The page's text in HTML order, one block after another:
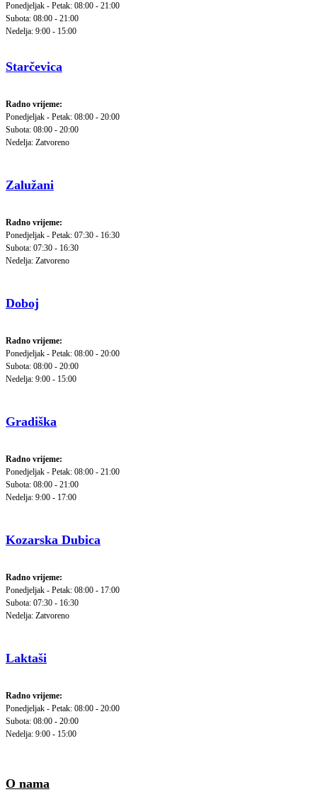
Ponedjeljak - Petak: 08:00 - 21:00
Subota: 08:00 - 21:00
Nedelja: 9:00 - 15:00
Starčevica
Radno vrijeme:
Ponedjeljak - Petak: 08:00 - 20:00
Subota: 08:00 - 20:00
Nedelja: Zatvoreno
Zalužani
Radno vrijeme:
Ponedjeljak - Petak: 07:30 - 16:30
Subota: 07:30 - 16:30
Nedelja: Zatvoreno
Doboj
Radno vrijeme:
Ponedjeljak - Petak: 08:00 - 20:00
Subota: 08:00 - 20:00
Nedelja: 9:00 - 15:00
Gradiška
Radno vrijeme:
Ponedjeljak - Petak: 08:00 - 21:00
Subota: 08:00 - 21:00
Nedelja: 9:00 - 17:00
Kozarska Dubica
Radno vrijeme:
Ponedjeljak - Petak: 08:00 - 17:00
Subota: 07:30 - 16:30
Nedelja: Zatvoreno
Laktaši
Radno vrijeme:
Ponedjeljak - Petak: 08:00 - 20:00
Subota: 08:00 - 20:00
Nedelja: 9:00 - 15:00
O nama